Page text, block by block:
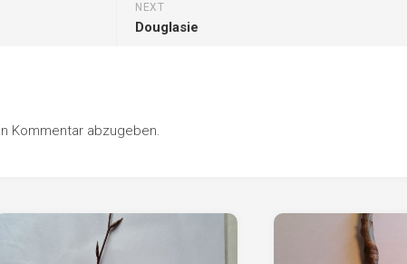
NEXT
Douglasie
Kommentar abzugeben.